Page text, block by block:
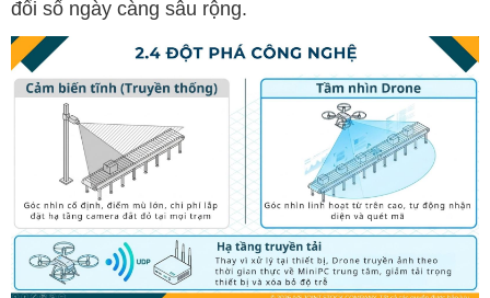
đổi số ngày càng sâu rộng.